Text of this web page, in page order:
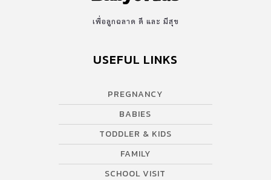
เพื่อลูกฉลาด ดี และ มีสุข
USEFUL LINKS
PREGNANCY
BABIES
TODDLER & KIDS
FAMILY
SCHOOL VISIT